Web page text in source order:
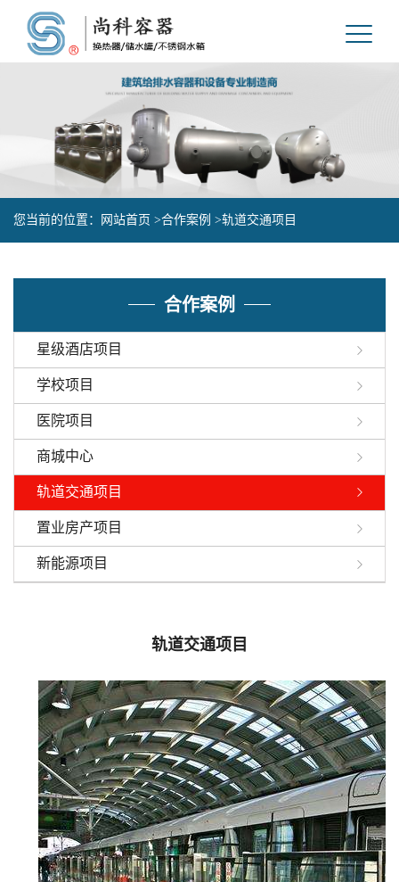
您当前的位置： 网站首页 >合作案例 >轨道交通项目
合作案例
星级酒店项目
学校项目
医院项目
商城中心
轨道交通项目
置业房产项目
新能源项目
轨道交通项目